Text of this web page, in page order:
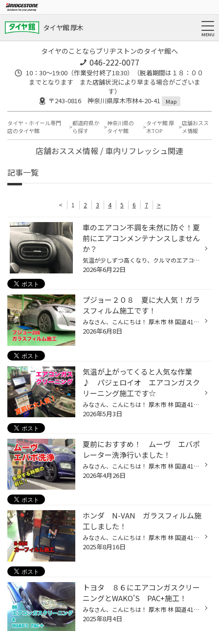
タイヤ館 厚木
タイヤのことならブリヂストンのタイヤ館へ
046-222-0077
10：30～19:00（作業受付終了18:30）（脱着期間は１８：００
までとなります また店舗状況により早まる場合がございま
す）
〒243-0816 神奈川県厚木市林4-20-41
Map
タイヤ・ホイール専門
店のタイヤ館
都道府県か
ら探す
神奈川県の
タイヤ館
タイヤ館 厚
木TOP
店舗おスス
メ情報
店舗おススメ情報 / 車内リフレッシュ関連
記事一覧
< 1 2 3 4 5 6 7 >
車のエアコン不調を未然に防ぐ！夏
前にエアコンメンテナンスしません
か？
気温が少しずつ高くなり、クルマのエアコンを使用する機会も増えてきていると思います。 是非、夏本番を迎える前におクルマのエアコンのメンテナンスをしませんか？ 【より快適に♪今がおススメ！カーエアコンのメンテナンス】 ■エアコンガスクリーニング おクルマの経年劣化によって、エアコンの効...
2026年6月22日
プジョー２０８ 夏に大人気！ガラ
スフィルム施工です！
みなさん、こんにちは！ 厚木市 林 国道412号線沿い ゴルフ用品の ゴルフドゥ さん向かいの タイヤ館厚木店 ざわちん です(*´◒`*) 本日は プジョー２０８ の ガラスフィルム施工 をご紹介いたします(#^.^#) こちらのお客様は 夏になるしガラスフィルムを貼りたい とご来店されました こちらは業者様...
2026年6月8日
気温が上がってくると人気な作業
♪ パジェロイオ エアコンガスク
リーニング施工です☆
みなさん、こんにちは！ 厚木市 林 国道412号線沿い ゴルフ用品の ゴルフドゥ さん向かいの タイヤ館厚木店 ざわちん です(*´◒`*) 本日は 三菱 パジェロイオ の エアコンガスクリーニング をご紹介いたします(#^.^#) エアコンガスクリーニングと言っても 今、入っているガスをクリーニングするわけ...
2026年5月3日
夏前におすすめ！ ムーヴ エバポ
レーター洗浄行いました！
みなさん、こんにちは！ 厚木市 林 国道412号線沿い ゴルフ用品の ゴルフドゥ さん向かいの タイヤ館厚木店 ざわちん です(*´◒`*) 本日は ダイハツ ムーヴ の エバポレーター洗浄 をご紹介いたします(#^.^#) こちらのお客様は 夏前に、エアコンのリフレッシュをしたい とご来店されました そこで、...
2026年4月26日
ホンダ N-VAN ガラスフィルム施
工しました！
みなさん、こんにちは！ 厚木市 林 国道412号線沿い ゴルフ用品の ゴルフドゥ さん向かいの タイヤ館厚木店 ざわちん です(*´◒`*) 本日は ホンダ N-VAN の カーフィルム施工 をご紹介いたします(#^.^#) こちらのお客様は 夏になったので フィルムを貼りたい とご来店され ご予約していただきました...
2025年8月16日
トヨタ ８６にエアコンガスクリー
ニングとWAKO'S PAC+施工！
みなさん、こんにちは！ 厚木市 林 国道412号線沿い WILD-1 さん横の タイヤ館厚木店 ざわちん です(*´◒`*) 本日は トヨタ ８６ に エアコンガスクリーニングとWAKO'S PAC+施工 をご紹介いたします(#^.^#) こちらのお客様は 車を中古で購入したので エアコンガスが気になる・・・ とご来店されまし...
2025年8月4日